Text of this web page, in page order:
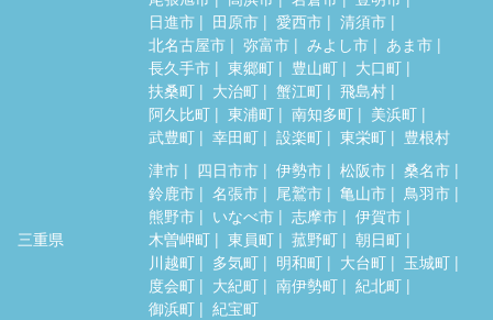
日進市
田原市 愛西市
清須市
北名古屋市
弥富市 みよし市
あま市
長久手市
東郷町 豊山町
大口町
扶桑町
大治町 蟹江町
飛島村
阿久比町
東浦町 南知多町
美浜町
武豊町
幸田町 設楽町 東栄町 豊根村
三重県
津市 四日市市 伊勢市 松阪市
桑名市
鈴鹿市
名張市 尾鷲市 亀山市
鳥羽市
熊野市
いなべ市 志摩市
伊賀市
木曽岬町
東員町 菰野町
朝日町
川越町
多気町 明和町 大台町
玉城町
度会町
大紀町 南伊勢町
紀北町
御浜町
紀宝町